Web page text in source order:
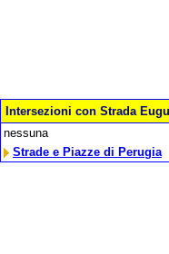
Intersezioni con Strada
nessuna
Strade e Piazze di Perugia